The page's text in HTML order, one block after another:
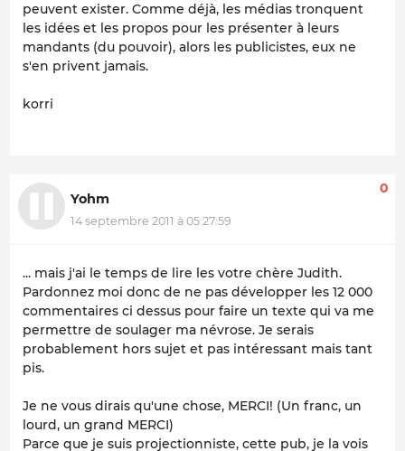
peuvent exister. Comme déjà, les médias tronquent
les idées et les propos pour les présenter à leurs
mandants (du pouvoir), alors les publicistes, eux ne
s'en privent jamais.
korri
Yohm
14 septembre 2011 à 05:27:59
0
... mais j'ai le temps de lire les votre chère Judith.
Pardonnez moi donc de ne pas développer les 12 000
commentaires ci dessus pour faire un texte qui va me
permettre de soulager ma névrose. Je serais
probablement hors sujet et pas intéressant mais tant
pis.
Je ne vous dirais qu'une chose, MERCI! (Un franc, un
lourd, un grand MERCI)
Parce que je suis projectionniste, cette pub, je la vois